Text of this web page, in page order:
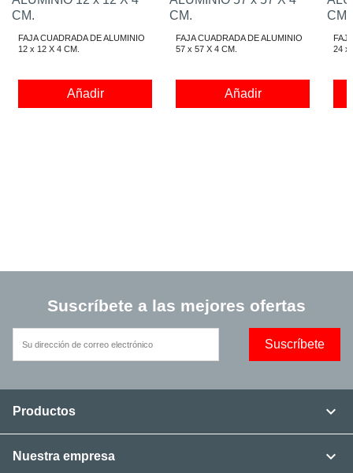
FAJA CUADRADA DE ALUMINIO
12 x 12 X 4 CM.
Añadir
FAJA CUADRADA DE ALUMINIO
57 x 57 X 4 CM.
Añadir
24 x
Suscríbete a las mejores ofertas
Productos 
Nuestra empresa 